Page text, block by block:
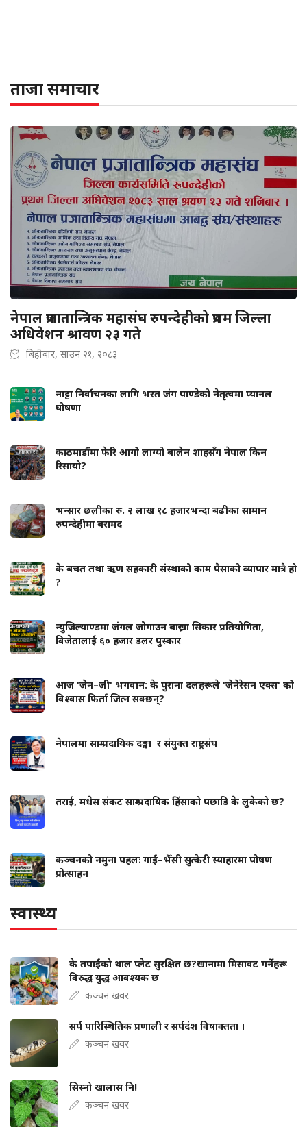
ताजा समाचार
नेपाल प्रजातान्त्रिक महासंघ रुपन्देहीको प्रथम जिल्ला
अधिवेशन श्रावण २३ गते
बिहीबार, साउन २१, २०८३
नाट्टा निर्वाचनका लागि भरत जंग पाण्डेको नेतृत्वमा प्यानल
घोषणा
काठमाडौंमा फेरि आगो लाग्यो बालेन शाहसँग नेपाल किन
रिसायो?
भन्सार छलीका रु. २ लाख १८ हजारभन्दा बढीका सामान
रुपन्देहीमा बरामद
के बचत तथा ऋण सहकारी संस्थाको काम पैसाको व्यापार मात्रै हो
?
न्युजिल्याण्डमा जंगल जोगाउन बाख्रा सिकार प्रतियोगिता,
विजेतालाई ६० हजार डलर पुस्कार
आज 'जेन–जी' भगवान: के पुराना दलहरूले 'जेनेरेसन एक्स' को
विश्वास फिर्ता जित्न सक्छन्?
नेपालमा साम्प्रदायिक दङ्गा र संयुक्त राष्ट्रसंघ
तराई, मधेस संकट साम्प्रदायिक हिंसाको पछाडि के लुकेको छ?
कञ्चनको नमुना पहलः गाई–भैँसी सुत्केरी स्याहारमा पोषण
प्रोत्साहन
स्वास्थ्य
के तपाईंको थाल प्लेट सुरक्षित छ?खानामा मिसावट गर्नेहरू
विरुद्ध युद्ध आवश्यक छ
कञ्चन खवर
सर्प पारिस्थितिक प्रणाली र सर्पदंश विषाक्तता ।
कञ्चन खवर
सिस्नो खालास नि!
कञ्चन खवर